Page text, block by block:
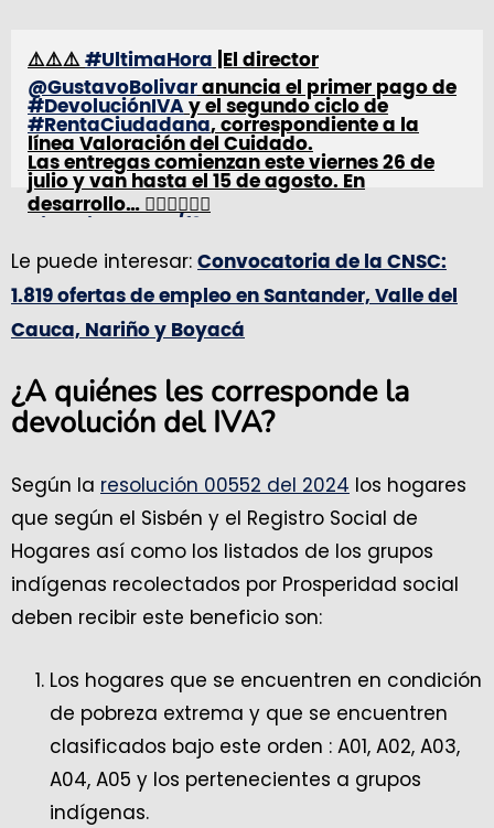
⚠️⚠️⚠️ #UltimaHora |El director
@GustavoBolivar anuncia el primer pago de
#DevoluciónIVA y el segundo ciclo de
#RentaCiudadana, correspondiente a la
línea Valoración del Cuidado.
Las entregas comienzan este viernes 26 de
julio y van hasta el 15 de agosto. En
desarrollo… 👇🏼👇🏼👇🏼
— Prosperidad Social (@ProsperidadCol)
July 16, 2024
Le puede interesar: Convocatoria de la CNSC:
1.819 ofertas de empleo en Santander, Valle del
Cauca, Nariño y Boyacá
¿A quiénes les corresponde la
devolución del IVA?
Según la resolución 00552 del 2024 los hogares
que según el Sisbén y el Registro Social de
Hogares así como los listados de los grupos
indígenas recolectados por Prosperidad social
deben recibir este beneficio son:
Los hogares que se encuentren en condición
de pobreza extrema y que se encuentren
clasificados bajo este orden : A01, A02, A03,
A04, A05 y los pertenecientes a grupos
indígenas.